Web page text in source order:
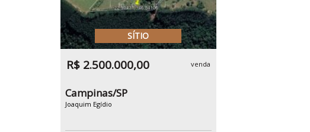
SÍTIO
R$ 2.500.000,00 venda
Campinas/SP
Joaquim Egídio